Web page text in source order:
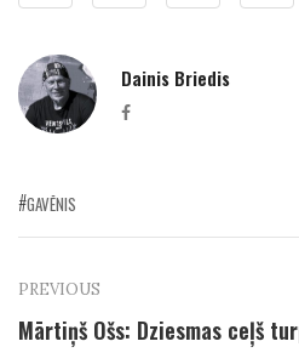
Dainis Briedis
Facebook
GAVĒNIS
PREVIOUS
Mārtiņš Ošs: Dziesmas ceļš